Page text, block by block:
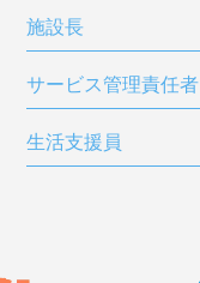
施設長
サービス管理責任者
生活支援員